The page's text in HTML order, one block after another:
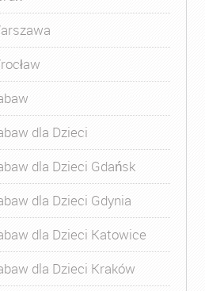
dla Dzieci
dla Dzieci Gdańsk
dla Dzieci Gdynia
dla Dzieci Katowice
dla Dzieci Kraków